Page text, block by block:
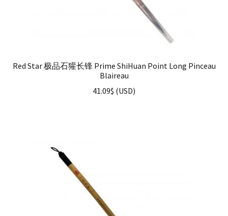
Red Star 极品石獾长锋 Prime ShiHuan Point Long Pinceau
Blaireau
41.09$ (USD)